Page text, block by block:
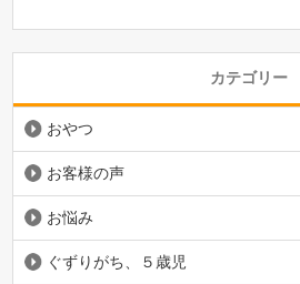
カテゴリー
おやつ
お客様の声
お悩み
ぐずりがち、５歳児